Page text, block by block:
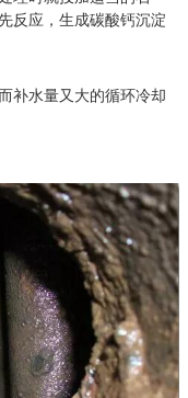
反应，生成碳酸钙沉淀
水量又大的循环冷却